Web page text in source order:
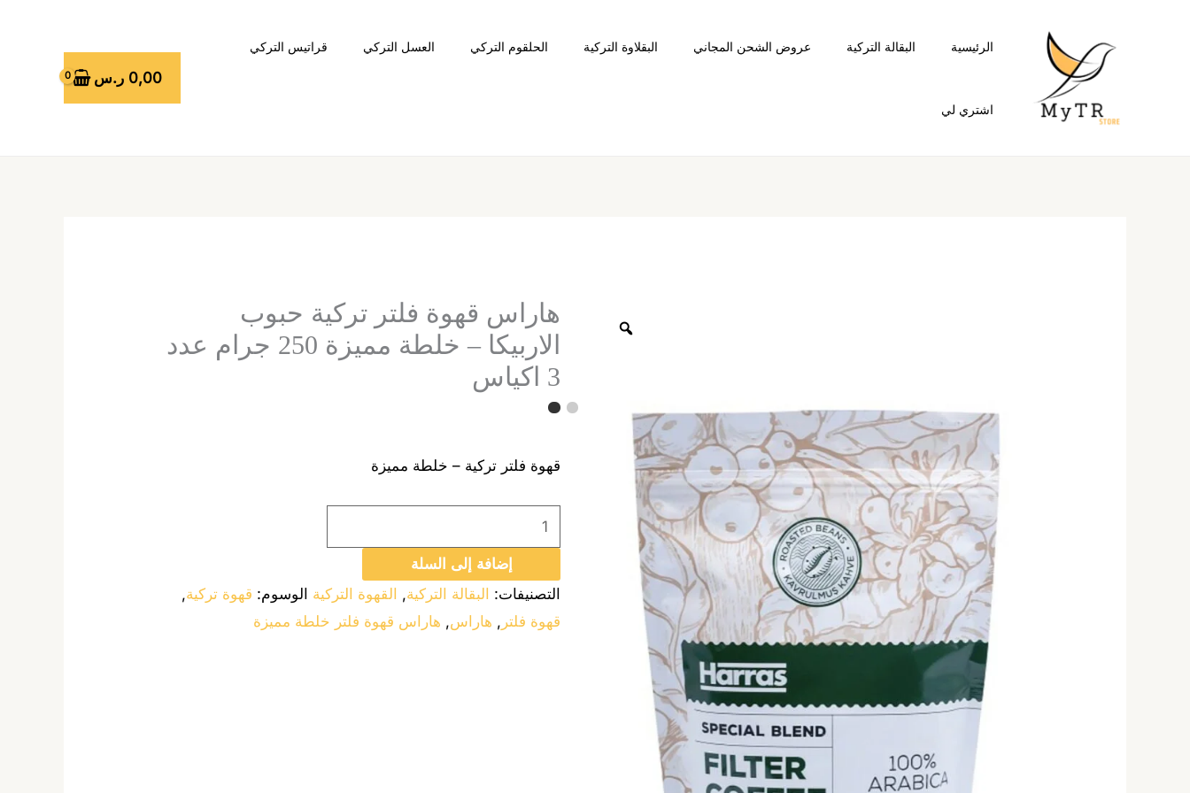
الرئيسية البقالة التركية عروض الشحن المجاني البقلاوة التركية الحلقوم التركي العسل التركي قراتيس التركي
اشتري لي
0,00 ر.س
هاراس قهوة فلتر تركية حبوب
الاربيكا – خلطة مميزة 250 جرام عدد
3 اكياس
قهوة فلتر تركية – خلطة مميزة
فلتر
تركية
حبوب
مميزة
250
جرام
3
اكياس
إضافة إلى السلة
التصنيفات: البقالة التركية, القهوة التركية الوسوم: قهوة تركية,
قهوة فلتر , هاراس, هاراس قهوة فلتر خلطة مميزة